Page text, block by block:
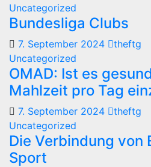
Uncategorized
Bundesliga Clubs
7. September 2024
theftg
Uncategorized
OMAD: Ist es
Mahlzeit pro Tag
7. September 2024
theftg
Uncategorized
Die Verbindung von
Sport